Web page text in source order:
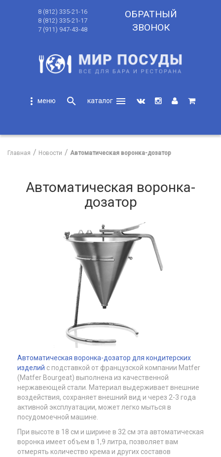
8 (812) 335-21-16
8 (812) 335-21-17
7 (911) 947-43-48
ОБРАТНЫЙ
ЗВОНОК
more_vert search
menu
Главная Новости Автоматическая воронка-дозатор
Автоматическая воронка-
дозатор
Автоматическая воронка-дозатор для кондитерских
изделий с подставкой от французской компании Matfer
(Matfer Bourgeat) выполнена из качественной
нержавеющей стали. Материал выдерживает внешние
воздействия, сохраняет внешний вид и через 2-3 года
активной эксплуатации, может легко мыться в
посудомоечной машине.
При высоте в 18 см и ширине в 32 см эта автоматическая
воронка имеет объем в 1,9 литра, позволяет вам
отмерять количество крема и других составов